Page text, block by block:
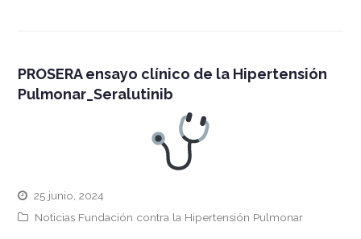
PROSERA ensayo clínico de la Hipertensión
Pulmonar_Seralutinib
25 junio, 2024
Noticias Fundación contra la Hipertensión Pulmonar